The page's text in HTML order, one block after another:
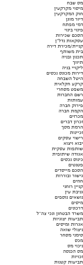
מס שבח
מיסוי מקרקעין
חוק המקרקעין
דיור מוגן
דמי מפתח
פינוי בינוי
הסכם שכירות
עסקאות נדל"ן
קניית/מכירת דירה
בית משותף
תכנון ובניה
תיווך
ליקויי בניה
דירות מכונס נכסים
היטל השבחה
קרקע חקלאית
משפט מסחרי
רשם החברות
עמותות
פירוק חברה
הקמת חברה
מכרזים
זכרון דברים
הרמת מסך
זכיינות
רישוי עסקים
יבוא ויצוא
שותפות עסקית
אגודה שיתופית
כינוס נכסים
פטנטים
הסכם מייסדים
גישור ובוררות
חוזים
קניין רוחני
גניבת עין
נושאים נוספים
מיסים
דרכונים
משרד הבטחון ונכי צה"ל
תביעות יצוגיות
אגרות ומיסים
ניצולי שואה
סימני מסחר
מכס
ניכוי מס
מס הכנסה
זכויות
תביעות קטנות